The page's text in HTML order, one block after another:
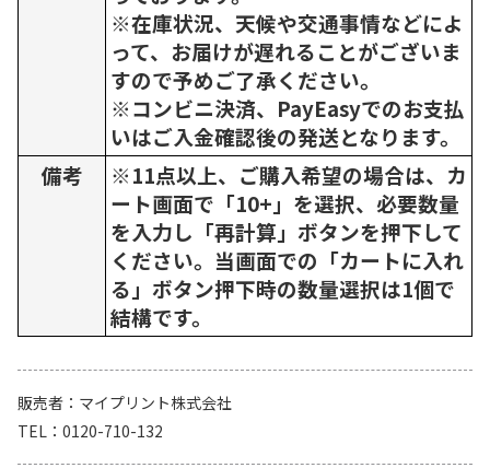
※在庫状況、天候や交通事情などによ
って、お届けが遅れることがございま
すので予めご了承ください。
※コンビニ決済、PayEasyでのお支払
いはご入金確認後の発送となります。
備考
※11点以上、ご購入希望の場合は、カ
ート画面で「10+」を選択、必要数量
を入力し「再計算」ボタンを押下して
ください。当画面での「カートに入れ
る」ボタン押下時の数量選択は1個で
結構です。
販売者
マイプリント株式会社
TEL
0120-710-132